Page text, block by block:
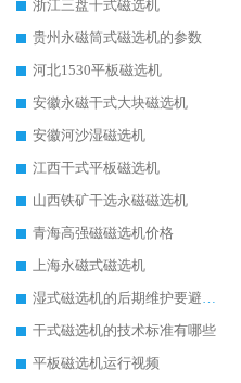
浙江三盘干式磁选机
贵州永磁筒式磁选机的参数
河北1530平板磁选机
安徽永磁干式大块磁选机
安徽河沙湿磁选机
江西干式平板磁选机
山西铁矿干选永磁磁选机
青海高强磁磁选机价格
上海永磁式磁选机
湿式磁选机的后期维护要避开哪些坑
干式磁选机的技术标准有哪些
平板磁选机运行视频